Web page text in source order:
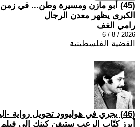
(45) أبو مازن ومسيرة وطن... في زمن
الكبرى يظهر معدن الرجال
رامي الغف
2026 / 8 / 6
القضية الفلسطينية
(46) يجري في هوليوود تحويل رواية -
أبرز كتّاب الرعب ستيفن كينك إلى